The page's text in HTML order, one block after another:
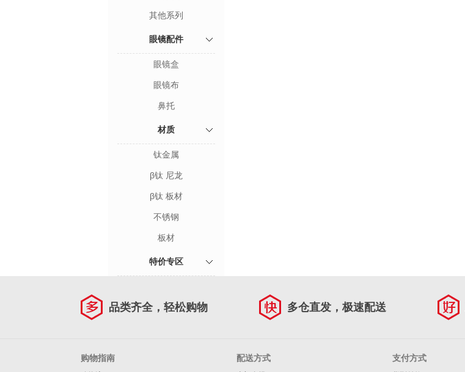
其他系列
眼镜配件
眼镜盒
眼镜布
鼻托
材质
钛金属
β钛 尼龙
β钛 板材
不锈钢
板材
特价专区
品类齐全，轻松购物 多仓直发，极速配送
购物指南 配送方式 支付方式